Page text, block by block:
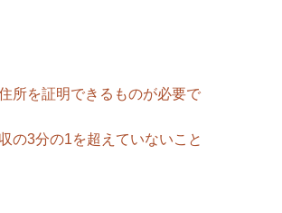
所を証明できるものが必要で
の3分の1を超えていないこと